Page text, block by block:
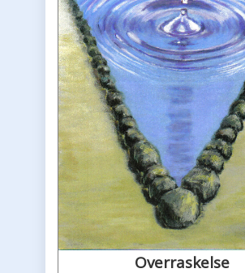
Overraskelse